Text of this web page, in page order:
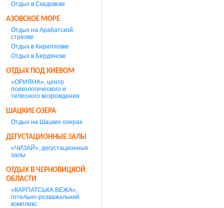
Отдых в Скадовске
АЗОВСКОЕ МОРЕ
Отдых на Арабатской
стрелке
Отдых в Кирилловке
Отдых в Бердянске
ОТДЫХ ПОД КИЕВОМ
«ОРИЯНА», центр
психологического и
телесного возрождения
ШАЦКИЕ ОЗЕРА
Отдых на Шацких озерах
ДЕГУСТАЦИОННЫЕ ЗАЛЫ
«ЧИЗАЙ», дегустационные
залы
ОТДЫХ В ЧЕРНОВИЦКОЙ
ОБЛАСТИ
«КАРПАТСЬКА ВЕЖА»,
готельно-розважальний
комплекс